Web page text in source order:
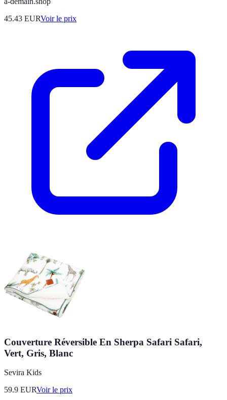
45.43 EURVoir le prix
Couverture Réversible En Sherpa Safari Safari,
Vert, Gris, Blanc
Sevira Kids
59.9 EURVoir le prix